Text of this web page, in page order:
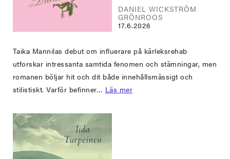
DANIEL WICKSTRÖM
GRÖNROOS
17.6.2026
Taika Mannilas debut om influerare på kärleksrehab
utforskar intressanta samtida fenomen och stämningar, men
romanen böljar hit och dit både innehållsmässigt och
stilistiskt. Varför befinner… Läs mer